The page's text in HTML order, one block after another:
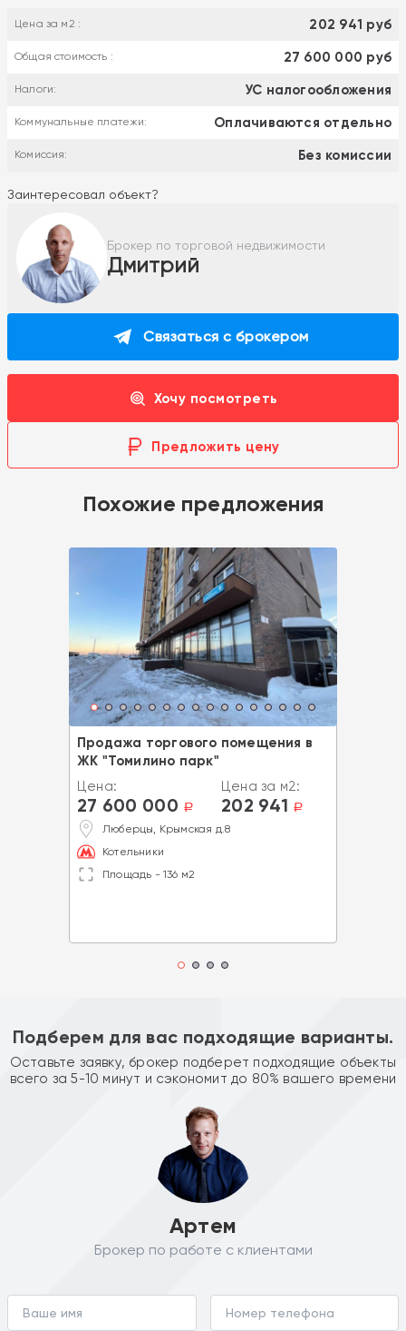
Цена за м2 : 202 941 руб
Общая стоимость : 27 600 000 руб
Налоги: УС налогообложения
Коммунальные платежи: Оплачиваются отдельно
Комиссия: Без комиссии
Заинтересовал объект?
Брокер по торговой недвижимости
Дмитрий
Связаться с брокером
Хочу посмотреть
Предложить цену
Похожие предложения
Продажа торгового помещения в
ЖК "Томилино парк"
Цена:
27 600 000 a
Цена за м2:
202 941 a
Люберцы, Крымская д.8
Котельники
Площадь - 136 м2
Подберем для вас подходящие варианты.
Оставьте заявку, брокер подберет подходящие объекты
всего за 5-10 минут и сэкономит до 80% вашего времени
Артем
Брокер по работе с клиентами